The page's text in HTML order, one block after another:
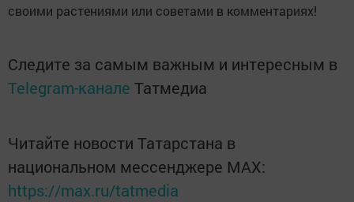
своими растениями или советами в комментариях!
Следите за самым важным и интересным в
Telegram-канале Татмедиа
Читайте новости Татарстана в
национальном мессенджере MАХ:
https://max.ru/tatmedia